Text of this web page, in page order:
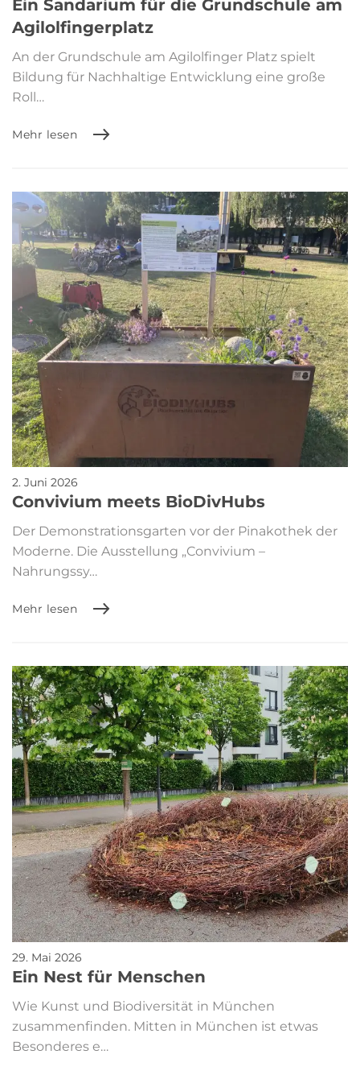
Ein Sandarium für die Grundschule am
Agilolfingerplatz
An der Grundschule am Agilolfinger Platz spielt
Bildung für Nachhaltige Entwicklung eine große
Roll…
Mehr lesen
2. Juni 2026
Convivium meets BioDivHubs
Der Demonstrationsgarten vor der Pinakothek der
Moderne. Die Ausstellung „Convivium –
Nahrungssy…
Mehr lesen
29. Mai 2026
Ein Nest für Menschen
Wie Kunst und Biodiversität in München
zusammenfinden. Mitten in München ist etwas
Besonderes e…